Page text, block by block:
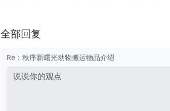
全部回复
Re：秩序新曙光动物搬运物品介绍